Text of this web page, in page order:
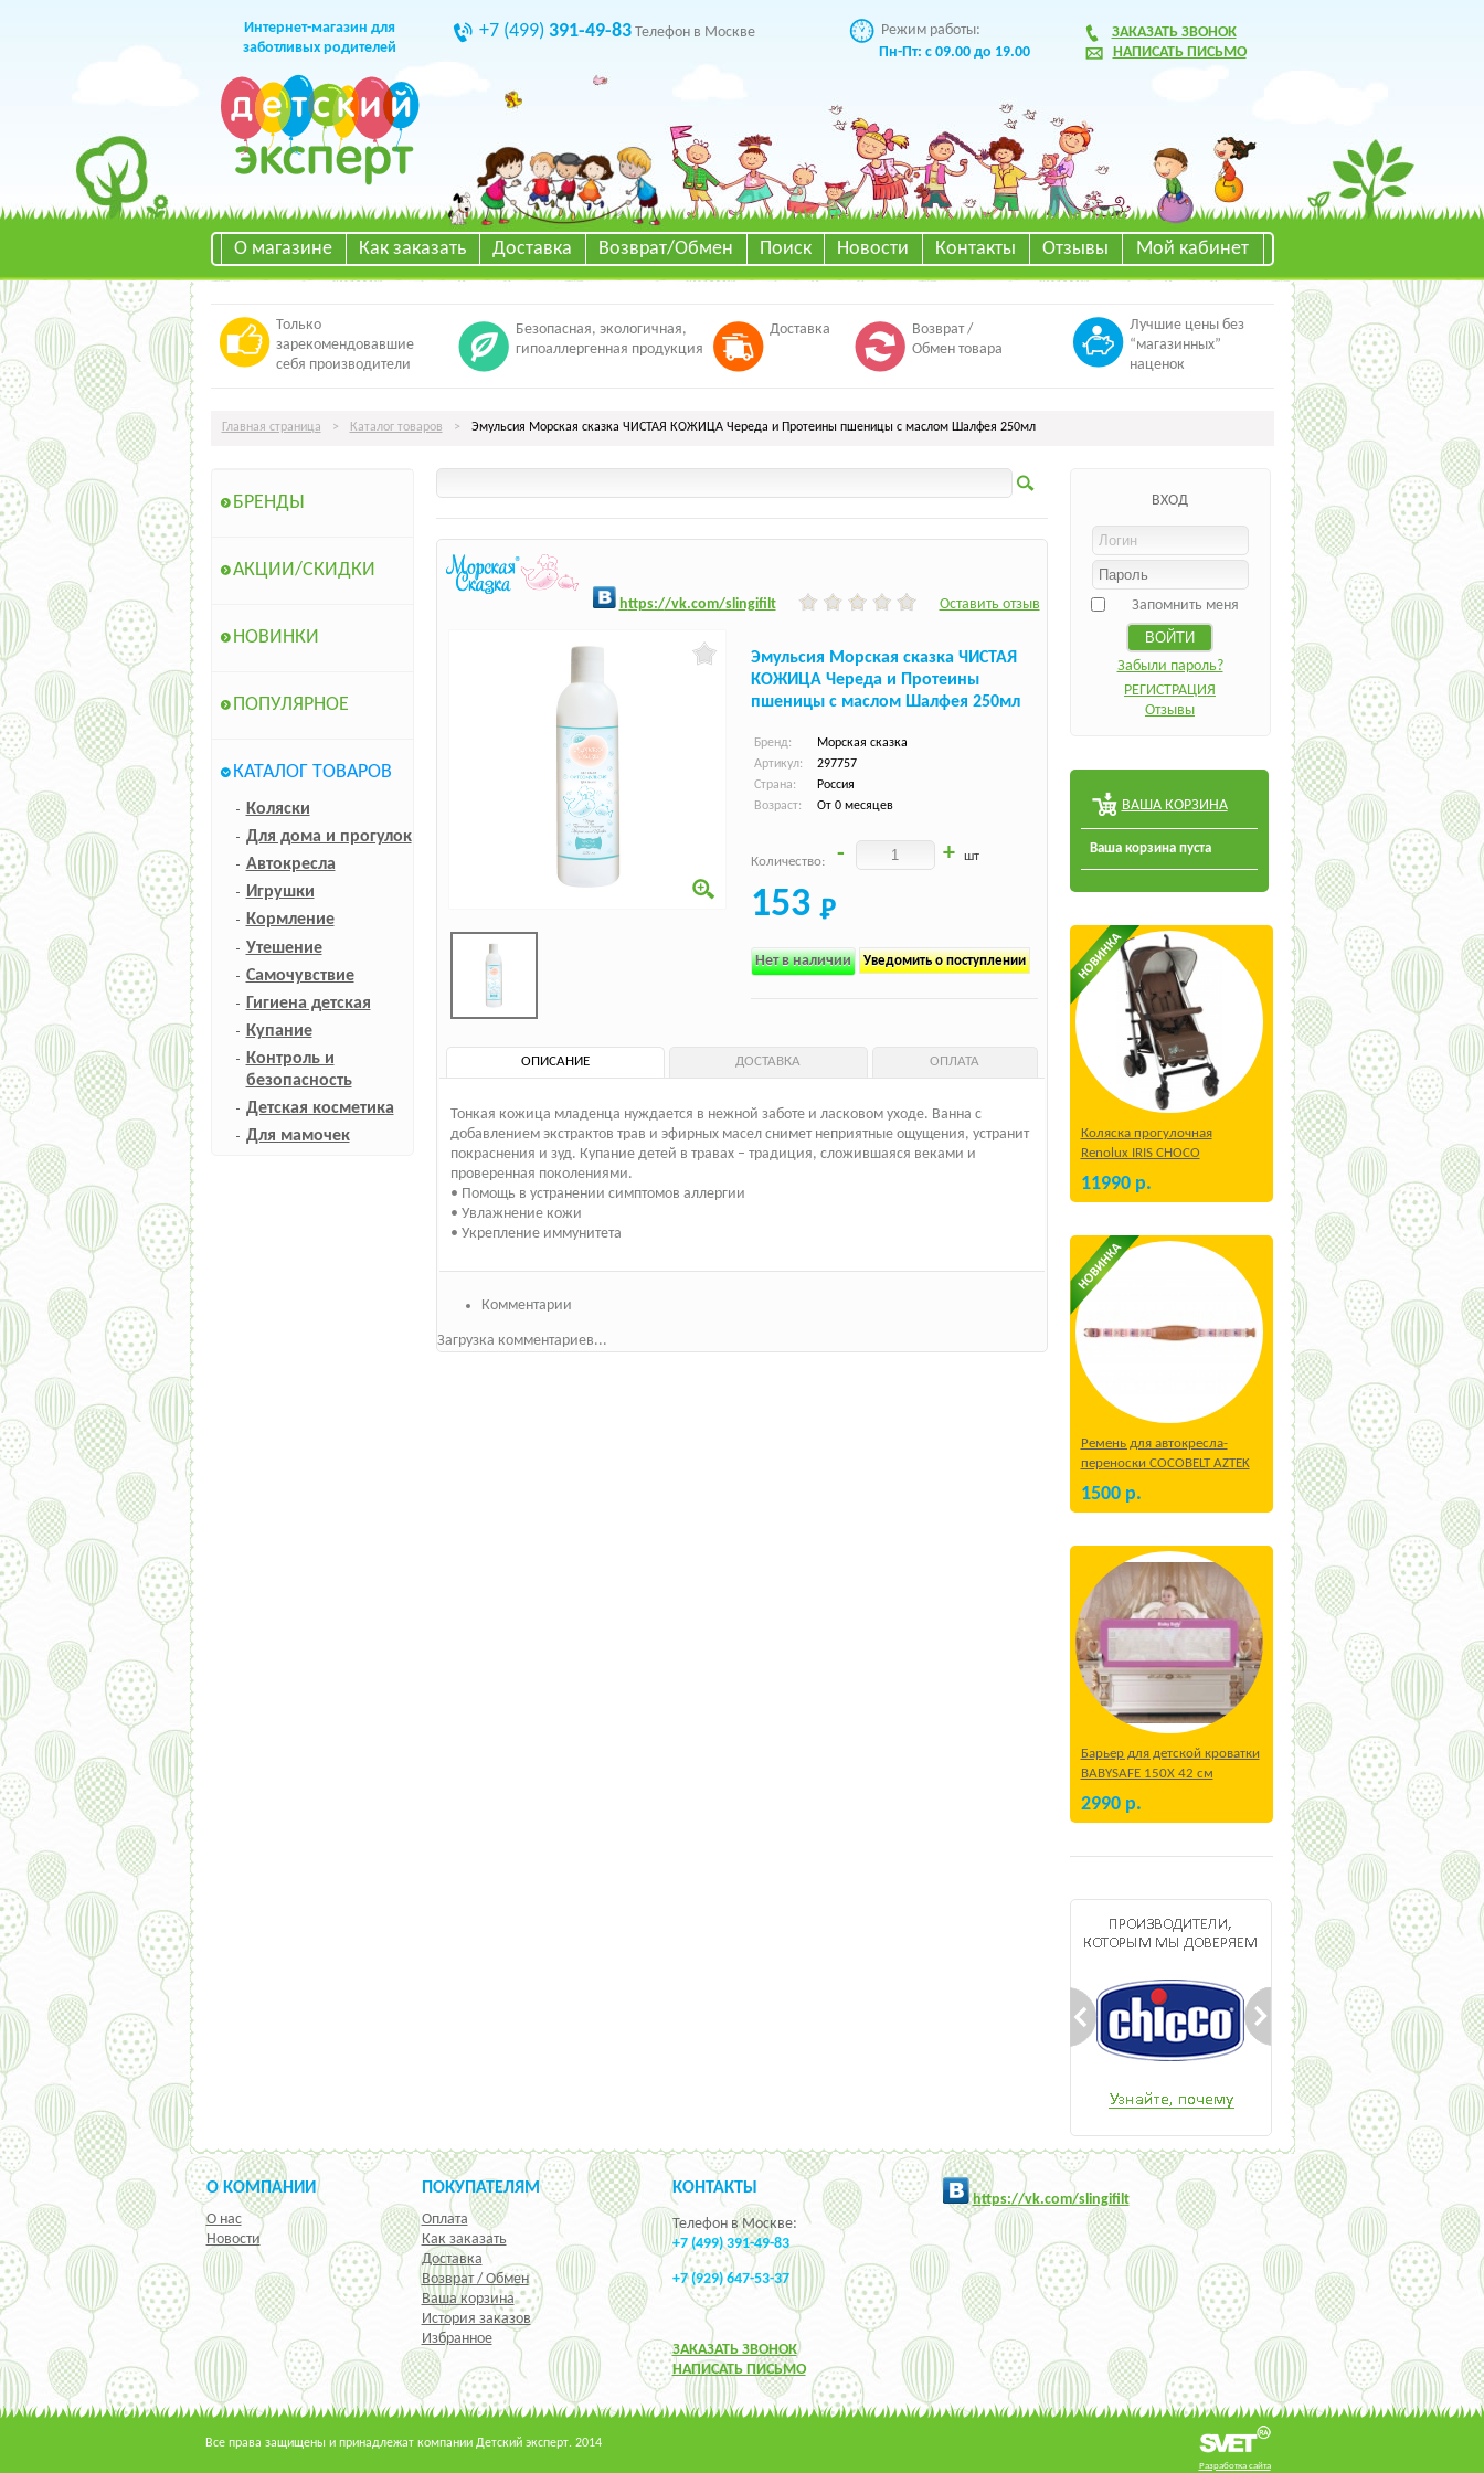
Интернет-магазин для
заботливых родителей
+7 (499) 391-49-83Телефон в Москве
Режим работы:
Пн-Пт: с 09.00 до 19.00
ЗАКАЗАТЬ ЗВОНОК
НАПИСАТЬ ПИСЬМО
О магазине Как заказать Доставка Возврат/Обмен Поиск Новости Контакты Отзывы Мой кабинет
Только
зарекомендовавшие
себя производители
Безопасная, экологичная,
гипоаллергенная продукция
Доставка
Возврат /
Обмен товара
Лучшие цены без
“магазинных”
наценок
Главная страница > Каталог товаров > Эмульсия Морская сказка ЧИСТАЯ КОЖИЦА Череда и Протеины пшеницы с маслом Шалфея 250мл
БРЕНДЫ
АКЦИИ/СКИДКИ
НОВИНКИ
ПОПУЛЯРНОЕ
КАТАЛОГ ТОВАРОВ
Коляски
Для дома и прогулок
Автокресла
Игрушки
Кормление
Утешение
Самочувствие
Гигиена детская
Купание
Контроль и
безопасность
Детская косметика
Для мамочек
https://vk.com/slingifilt Оставить отзыв
Эмульсия Морская сказка ЧИСТАЯ
КОЖИЦА Череда и Протеины
пшеницы с маслом Шалфея 250мл
Бренд:
Морская сказка
Артикул:
297757
Страна:
Россия
Возраст:
От 0 месяцев
Количество: - + шт
153
Нет в наличии Уведомить о поступлении
ОПИСАНИЕ ДОСТАВКА ОПЛАТА
Тонкая кожица младенца нуждается в нежной заботе и ласковом уходе. Ванна с
добавлением экстрактов трав и эфирных масел снимет неприятные ощущения, устранит
покраснения и зуд. Купание детей в травах – традиция, сложившаяся веками и
проверенная поколениями.
• Помощь в устранении симптомов аллергии
• Увлажнение кожи
• Укрепление иммунитета
Комментарии
Загрузка комментариев...
ВХОД
Запомнить меня
Забыли пароль?
РЕГИСТРАЦИЯ
Отзывы
ВАША КОРЗИНА
Ваша корзина пуста
Коляска прогулочная
Renolux IRIS CHOCO
11990 р.
Ремень для автокресла-
переноски COCOBELT AZTEK
1500 р.
Барьер для детской кроватки
BABYSAFE 150Х 42 см
Бежевый
2990 р.
О КОМПАНИИ
О нас
Новости
ПОКУПАТЕЛЯМ
Оплата
Как заказать
Доставка
Возврат / Обмен
Ваша корзина
История заказов
Избранное
КОНТАКТЫ
Телефон в Москве:
+7 (499) 391-49-83
+7 (929) 647-53-37
ЗАКАЗАТЬ ЗВОНОК
НАПИСАТЬ ПИСЬМО
https://vk.com/slingifilt
Разработка сайта
Все права защищены и принадлежат компании Детский эксперт. 2014